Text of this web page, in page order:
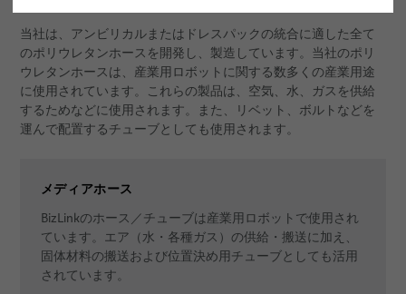
応用分野
オートメーションとドライブ
アーク溶接
クリンチング
接着
ニュース
会社情報/品質
品質
研究開発
出版物
当社は、アンビリカルまたはドレスパックの統合に適した全て
のポリウレタンホースを開発し、製造しています。当社のポリ
ウレタンホースは、産業用ロボットに関する数多くの産業用途
に使用されています。これらの製品は、空気、水、ガスを供給
するためなどに使用されます。また、リベット、ボルトなどを
運んで配置するチューブとしても使用されます。
メディアホース
BizLinkのホース／チューブは産業用ロボットで使用され
ています。エア（水・各種ガス）の供給・搬送に加え、
固体材料の搬送および位置決め用チューブとしても活用
されています。